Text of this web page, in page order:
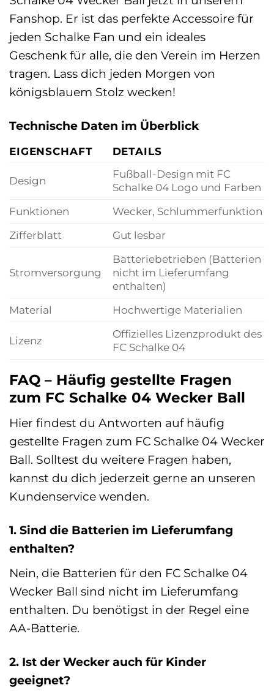
Fanshop. Er ist das perfekte Accessoire für
jeden Schalke Fan und ein ideales
Geschenk für alle, die den Verein im Herzen
tragen. Lass dich jeden Morgen von
königsblauem Stolz wecken!
Technische Daten im Überblick
EIGENSCHAFT DETAILS
Design
Fußball-Design mit FC
Schalke 04 Logo und Farben
Funktionen
Wecker, Schlummerfunktion
Zifferblatt
Gut lesbar
Stromversorgung
Batteriebetrieben (Batterien
nicht im Lieferumfang
enthalten)
Material
Hochwertige Materialien
Lizenz
Offizielles Lizenzprodukt des
FC Schalke 04
FAQ – Häufig gestellte Fragen
zum FC Schalke 04 Wecker Ball
Hier findest du Antworten auf häufig
gestellte Fragen zum FC Schalke 04 Wecker
Ball. Solltest du weitere Fragen haben,
kannst du dich jederzeit gerne an unseren
Kundenservice wenden.
1. Sind die Batterien im Lieferumfang
enthalten?
Nein, die Batterien für den FC Schalke 04
Wecker Ball sind nicht im Lieferumfang
enthalten. Du benötigst in der Regel eine
AA-Batterie.
2. Ist der Wecker auch für Kinder
geeignet?